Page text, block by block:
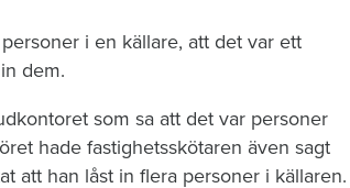
i en källare, att det var ett
dem.
som sa att det var personer
hade fastighetsskötaren även sagt
att han låst in flera personer i källaren.